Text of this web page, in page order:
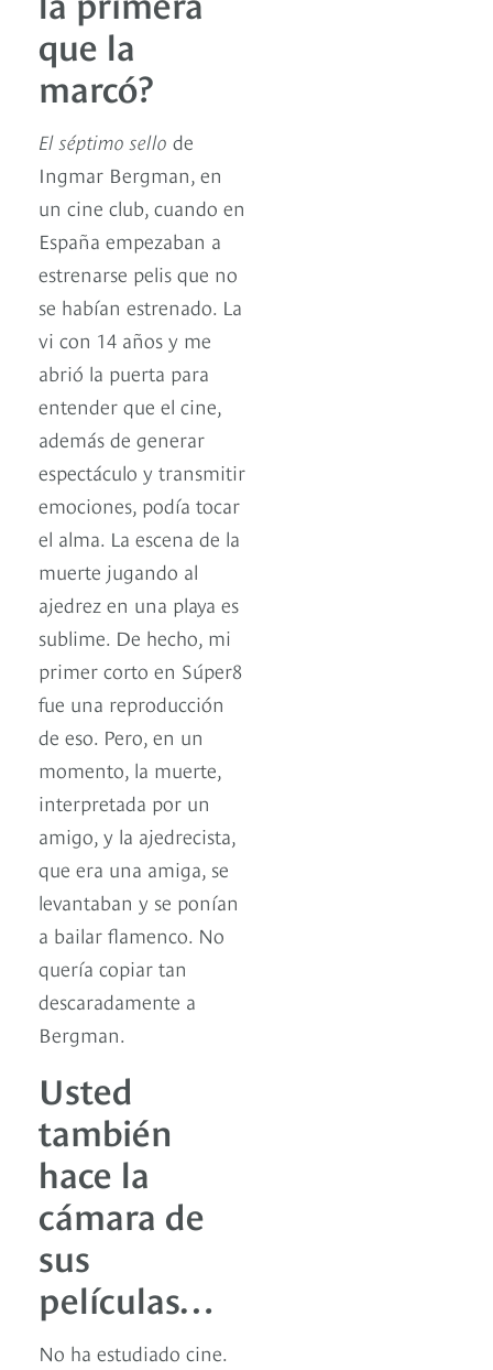
que la
marcó?
El séptimo sello de
Ingmar Bergman, en
un cine club, cuando en
España empezaban a
estrenarse pelis que no
se habían estrenado. La
vi con 14 años y me
abrió la puerta para
entender que el cine,
además de generar
espectáculo y transmitir
emociones, podía tocar
el alma. La escena de la
muerte jugando al
ajedrez en una playa es
sublime. De hecho, mi
primer corto en Súper8
fue una reproducción
de eso. Pero, en un
momento, la muerte,
interpretada por un
amigo, y la ajedrecista,
que era una amiga, se
levantaban y se ponían
a bailar flamenco. No
quería copiar tan
descaradamente a
Bergman.
Usted
también
hace la
cámara de
sus
películas…
No ha estudiado cine.